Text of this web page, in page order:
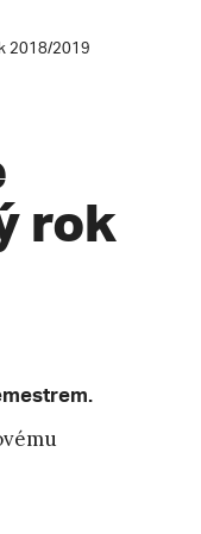
2018/2019
rok